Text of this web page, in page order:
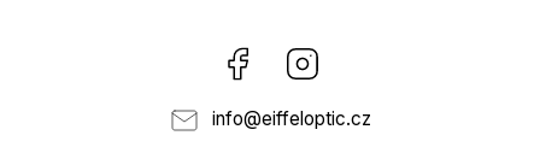
Facebook
info@eiffeloptic.cz